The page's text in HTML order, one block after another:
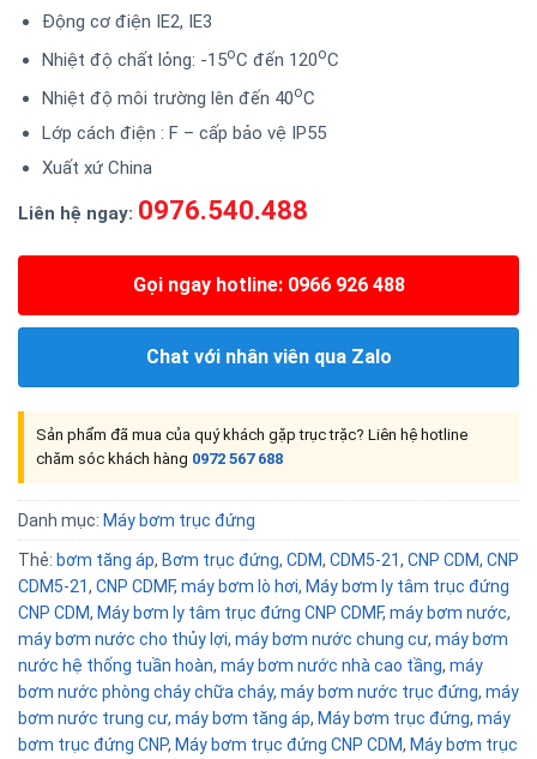
Động cơ điện IE2, IE3
Nhiệt độ chất lỏng: -15oC đến 120oC
Nhiệt độ môi trường lên đến 40oC
Lớp cách điện : F – cấp bảo vệ IP55
Xuất xứ China
Liên hệ ngay: 0976.540.488
Gọi ngay hotline: 0966 926 488
Chat với nhân viên qua Zalo
Sản phẩm đã mua của quý khách gặp trục trặc? Liên hệ hotline
chăm sóc khách hàng 0972 567 688
Danh mục: Máy bơm trục đứng
Thẻ: bơm tăng áp, Bơm trục đứng, CDM, CDM5-21, CNP CDM, CNP
CDM5-21, CNP CDMF, máy bơm lò hơi, Máy bơm ly tâm trục đứng
CNP CDM, Máy bơm ly tâm trục đứng CNP CDMF, máy bơm nước,
máy bơm nước cho thủy lợi, máy bơm nước chung cư, máy bơm
nước hệ thống tuần hoàn, máy bơm nước nhà cao tầng, máy
bơm nước phòng cháy chữa cháy, máy bơm nước trục đứng, máy
bơm nước trung cư, máy bơm tăng áp, Máy bơm trục đứng, máy
bơm trục đứng CNP, Máy bơm trục đứng CNP CDM, Máy bơm trục